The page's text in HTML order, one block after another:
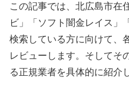
この記事では、北広島市在
ビ」「ソフト闇金レイス」
検索している方に向けて、
レビューします。そしてそ
る正規業者を具体的に紹介